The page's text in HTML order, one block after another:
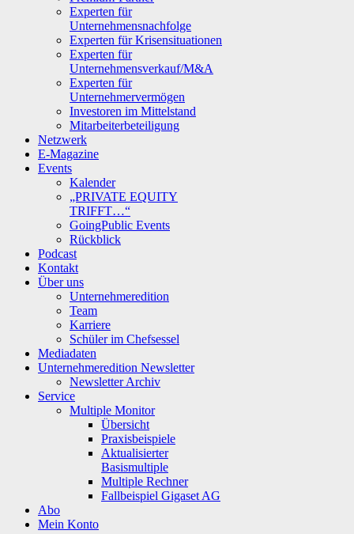
Experten für
Unternehmensnachfolge
Experten für Krisensituationen
Experten für
Unternehmensverkauf/M&A
Experten für
Unternehmervermögen
Investoren im Mittelstand
Mitarbeiterbeteiligung
Netzwerk
E-Magazine
Events
Kalender
„PRIVATE EQUITY
TRIFFT…“
GoingPublic Events
Rückblick
Podcast
Kontakt
Über uns
Unternehmeredition
Team
Karriere
Schüler im Chefsessel
Mediadaten
Unternehmeredition Newsletter
Newsletter Archiv
Service
Multiple Monitor
Übersicht
Praxisbeispiele
Aktualisierter
Basismultiple
Multiple Rechner
Fallbeispiel Gigaset AG
Abo
Mein Konto